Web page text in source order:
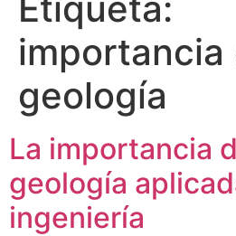
importancia
geología
La importancia
geología
ingeniería